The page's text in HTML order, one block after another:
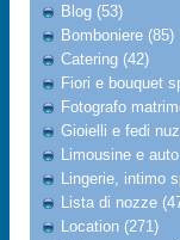
Blog (53)
Bomboniere (85)
Catering (42)
Fiori e bouquet
Fotografo
Gioielli e fedi
Limousine e
Lingerie, intimo
Lista di nozze
Location (271)